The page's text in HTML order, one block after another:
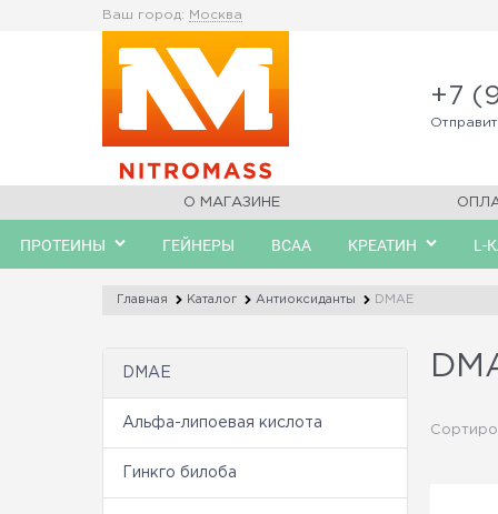
Ваш город: Москва
+7
О МАГАЗИНЕ
ПРОТЕИНЫ ГЕЙНЕРЫ BCAA КРЕАТИН L-
Главная Каталог Антиоксиданты DMAE
DMAE
Альфа-липоевая кислота
Гинкго билоба